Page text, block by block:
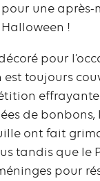
pour une
!
pour
est toujours
de
ont fait
tandis que le
pour